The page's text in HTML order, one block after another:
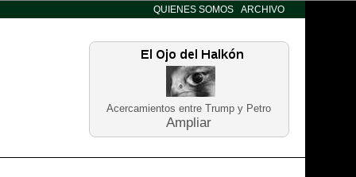
QUIENES SOMOS ARCHIVO
Acercamientos entre Trump y Petro
Ampliar